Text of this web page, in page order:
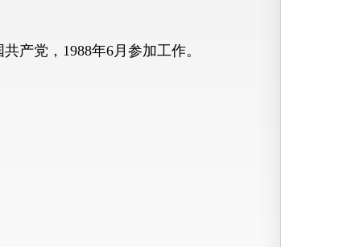
党，1988年6月参加工作。